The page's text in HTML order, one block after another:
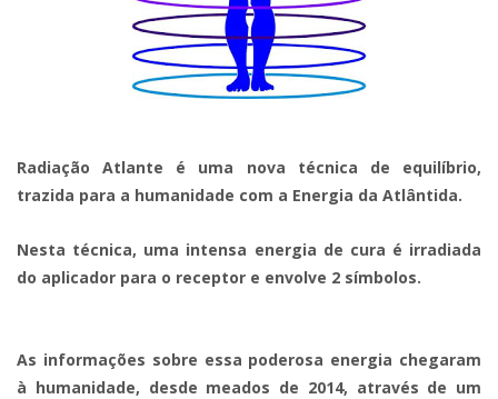
Radiação Atlante é uma nova técnica de equilíbrio,
trazida para a humanidade com a Energia da Atlântida.
Nesta técnica, uma intensa energia de cura é irradiada
do aplicador para o receptor e envolve 2 símbolos.
As informações sobre essa poderosa energia chegaram
à humanidade, desde meados de 2014, através de um